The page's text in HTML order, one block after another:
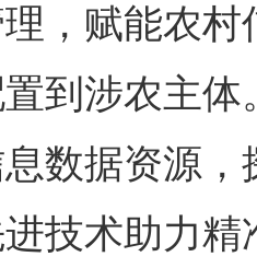
，赋能农
到涉农主
数据资源
技术助力